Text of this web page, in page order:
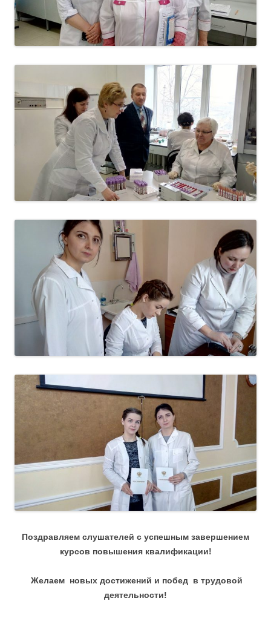
Поздравляем слушателей с успешным завершением
курсов повышения квалификации!
Желаем новых достижений и побед в трудовой
деятельности!